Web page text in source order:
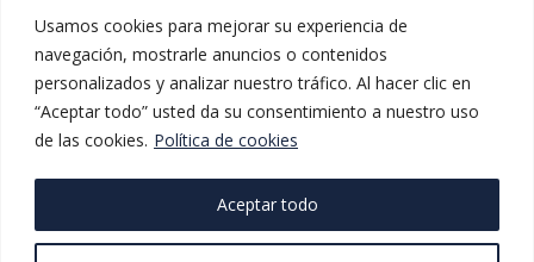
Usamos cookies para mejorar su experiencia de
navegación, mostrarle anuncios o contenidos
personalizados y analizar nuestro tráfico. Al hacer clic en
“Aceptar todo” usted da su consentimiento a nuestro uso
de las cookies. Política de cookies
Aceptar todo
LEGAL Y PROTECCIÓN
Aviso legal
Política de privacidad
Política de cookies